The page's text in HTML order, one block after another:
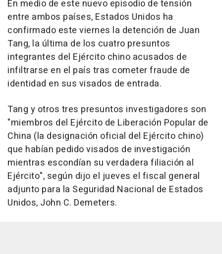
En medio de este nuevo episodio de tensión
entre ambos países, Estados Unidos ha
confirmado este viernes la detención de Juan
Tang, la última de los cuatro presuntos
integrantes del Ejército chino acusados de
infiltrarse en el país tras cometer fraude de
identidad en sus visados de entrada.
Tang y otros tres presuntos investigadores son
"miembros del Ejército de Liberación Popular de
China (la designación oficial del Ejército chino)
que habían pedido visados de investigación
mientras escondían su verdadera filiación al
Ejército", según dijo el jueves el fiscal general
adjunto para la Seguridad Nacional de Estados
Unidos, John C. Demeters.